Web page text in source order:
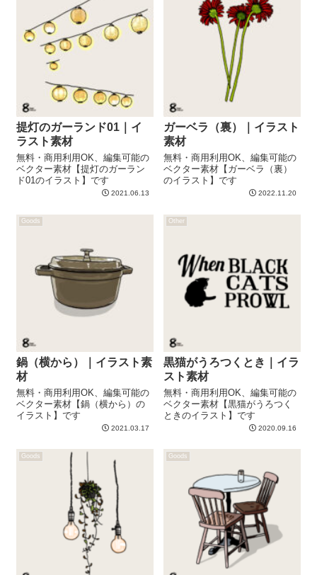
提灯のガーランド01｜イ
ラスト素材
無料・商用利用OK、編集可能の
ベクター素材【提灯のガーラン
ド01のイラスト】です
2021.06.13
ガーベラ（裏）｜イラスト
素材
無料・商用利用OK、編集可能の
ベクター素材【ガーベラ（裏）
のイラスト】です
2022.11.20
Goods
鍋（横から）｜イラスト素
材
無料・商用利用OK、編集可能の
ベクター素材【鍋（横から）の
イラスト】です
2021.03.17
Other
黒猫がうろつくとき｜イラ
スト素材
無料・商用利用OK、編集可能の
ベクター素材【黒猫がうろつく
ときのイラスト】です
2020.09.16
Goods Goods